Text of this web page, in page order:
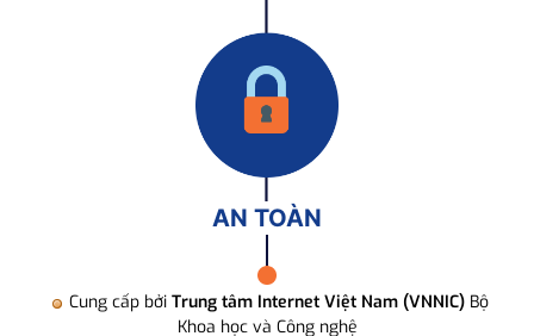
AN TOÀN
Cung cấp bởi Trung tâm Internet Việt Nam (VNNIC) Bộ
Khoa học và Công nghệ